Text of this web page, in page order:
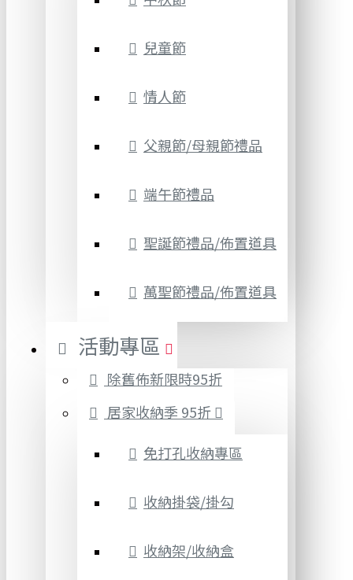
兒童節
情人節
父親節/母親節禮品
端午節禮品
聖誕節禮品/佈置道具
萬聖節禮品/佈置道具
活動專區
除舊佈新限時95折
居家收納季 95折
免打孔收納專區
收納掛袋/掛勾
收納架/收納盒